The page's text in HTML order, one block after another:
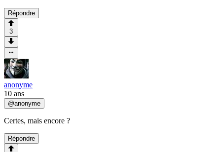
Répondre
3
anonyme
10 ans
@anonyme
Certes, mais encore ?
Répondre